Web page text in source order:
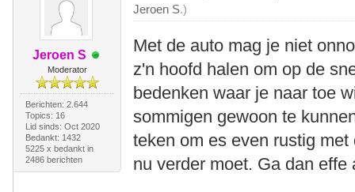
Jeroen S
Moderator
Berichten: 2.644
Topics: 16
Lid sinds: Oct 2020
Bedankt: 1432
5225 x bedankt in
2486 berichten
Jeroen S.)
Met de auto mag je niet
z'n hoofd halen om op de
bedenken waar je naar toe
sommigen gewoon te
teken om es even rustig
nu verder moet. Ga dan effe